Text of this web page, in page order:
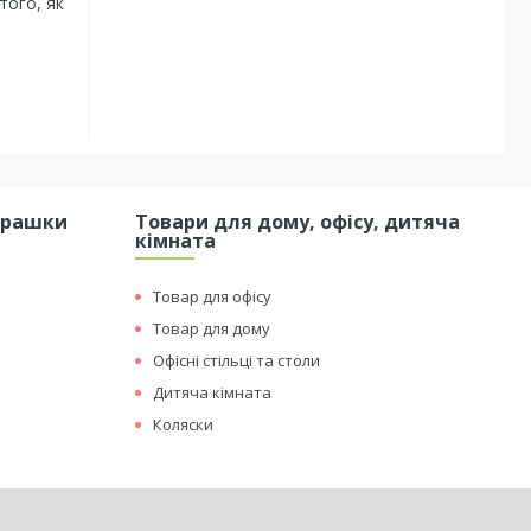
Товари для дому, офісу, дитяча
кімната
Товар для офісу
Товар для дому
Офісні стільці та столи
Дитяча кімната
Коляски